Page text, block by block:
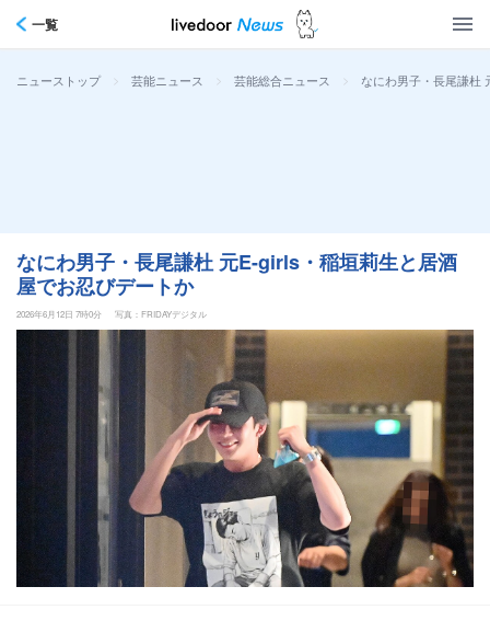
一覧
ニューストップ > 芸能ニュース > 芸能総合ニュース > なにわ男子・長尾謙杜
なにわ男子・長尾謙杜 元E-girls・稲垣莉生と居酒
屋でお忍びデートか
2026年6月12日 7時0分 写真：FRIDAYデジタル